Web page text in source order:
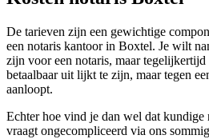
De tarieven zijn een gewichtige
een notaris kantoor in Boxtel. Je wilt
zijn voor een notaris, maar
betaalbaar uit lijkt te zijn, maar tegen
aanloopt.
Echter hoe vind je dan wel dat
vraagt ongecompliceerd via ons